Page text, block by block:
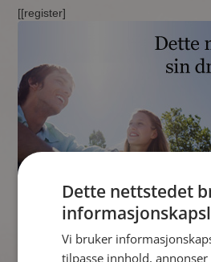
[[register]
Dette nettstedet
Vi bruker
tilpasse innhold, annonser